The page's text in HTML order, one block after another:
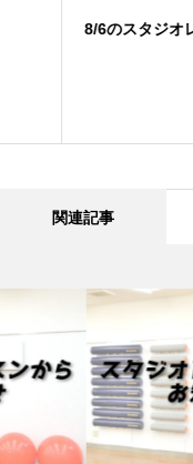
8/6のスタジオレッスン
関連記事